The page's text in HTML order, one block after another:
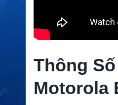
Thông
Motorola